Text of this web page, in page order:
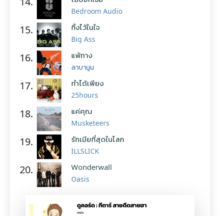
Bedroom Audio
15. ทิ้งไว้ในใจ
Big Ass
16. แพ้ทาง
ลาบานูน
17. ทำได้เพียง
25hours
18. แค่คุณ
Musketeers
19. รักเมียที่สุดในโลก
ILLSLICK
20. Wonderwall
Oasis